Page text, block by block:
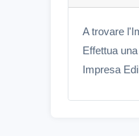
A trovare
Effettua
Impresa